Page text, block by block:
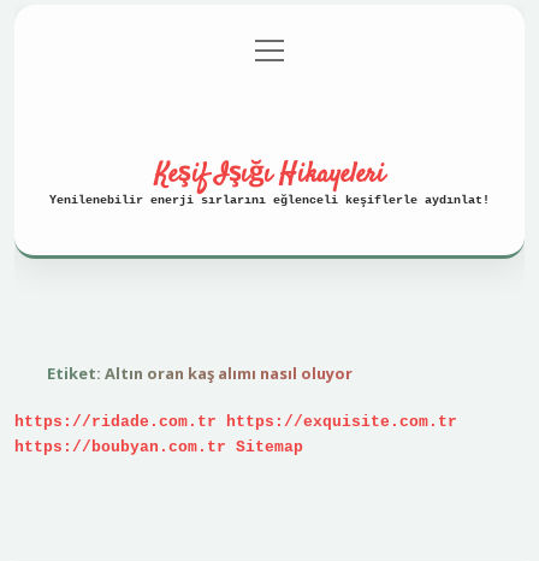
Gizlilik Politikası
menüyü
aç
Keşif Işığı Hikayeleri
Yenilenebilir enerji sırlarını eğlenceli keşiflerle aydınlat!
Etiket: Altın oran kaş alımı nasıl oluyor
https://ridade.com.tr
https://exquisite.com.tr
https://boubyan.com.tr Sitemap